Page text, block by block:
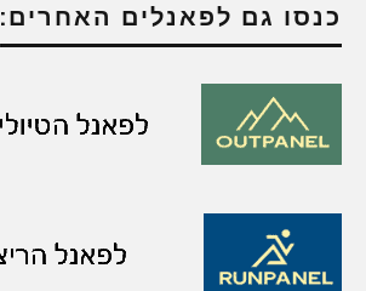
כנסו גם לפאנלים האחרים: